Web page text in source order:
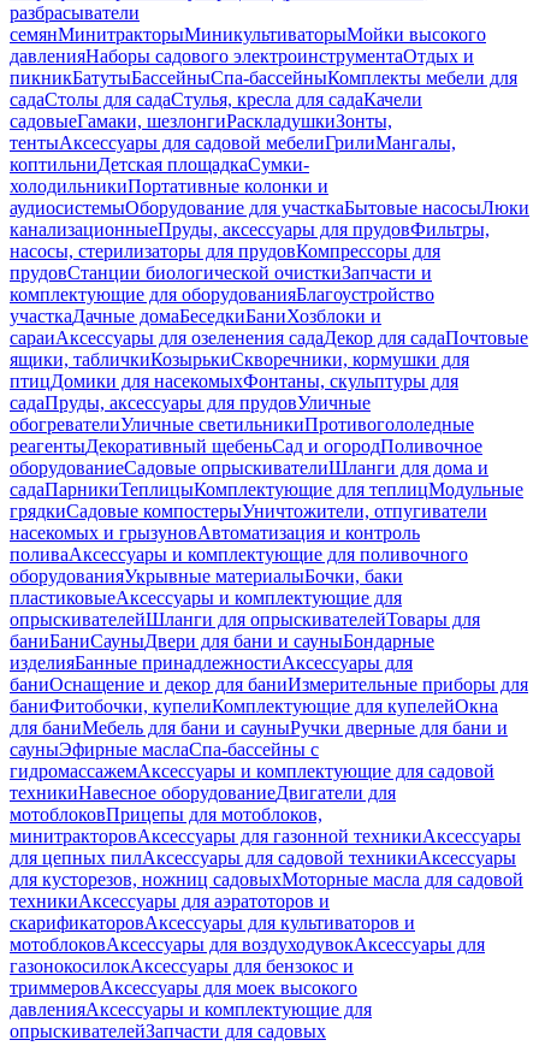
разбрасыватели
семянМинитракторыМиникультиваторыМойки высокого
давленияНаборы садового электроинструментаОтдых и
пикникБатутыБассейныСпа-бассейныКомплекты мебели для
садаСтолы для садаСтулья, кресла для садаКачели
садовыеГамаки, шезлонгиРаскладушкиЗонты,
тентыАксессуары для садовой мебелиГрилиМангалы,
коптильниДетская площадкаСумки-
холодильникиПортативные колонки и
аудиосистемыОборудование для участкаБытовые насосыЛюки
канализационныеПруды, аксессуары для прудовФильтры,
насосы, стерилизаторы для прудовКомпрессоры для
прудовСтанции биологической очисткиЗапчасти и
комплектующие для оборудованияБлагоустройство
участкаДачные домаБеседкиБаниХозблоки и
сараиАксессуары для озеленения садаДекор для садаПочтовые
ящики, табличкиКозырькиСкворечники, кормушки для
птицДомики для насекомыхФонтаны, скульптуры для
садаПруды, аксессуары для прудовУличные
обогревателиУличные светильникиПротивогололедные
реагентыДекоративный щебеньСад и огородПоливочное
оборудованиеСадовые опрыскивателиШланги для дома и
садаПарникиТеплицыКомплектующие для теплицМодульные
грядкиСадовые компостерыУничтожители, отпугиватели
насекомых и грызуновАвтоматизация и контроль
поливаАксессуары и комплектующие для поливочного
оборудованияУкрывные материалыБочки, баки
пластиковыеАксессуары и комплектующие для
опрыскивателейШланги для опрыскивателейТовары для
баниБаниСауныДвери для бани и сауныБондарные
изделияБанные принадлежностиАксессуары для
баниОснащение и декор для баниИзмерительные приборы для
баниФитобочки, купелиКомплектующие для купелейОкна
для баниМебель для бани и сауныРучки дверные для бани и
сауныЭфирные маслаСпа-бассейны с
гидромассажемАксессуары и комплектующие для садовой
техникиНавесное оборудованиеДвигатели для
мотоблоковПрицепы для мотоблоков,
минитракторовАксессуары для газонной техникиАксессуары
для цепных пилАксессуары для садовой техникиАксессуары
для кусторезов, ножниц садовыхМоторные масла для садовой
техникиАксессуары для аэратоторов и
скарификаторовАксессуары для культиваторов и
мотоблоковАксессуары для воздуходувокАксессуары для
газонокосилокАксессуары для бензокос и
триммеровАксессуары для моек высокого
давленияАксессуары и комплектующие для
опрыскивателейЗапчасти для садовых